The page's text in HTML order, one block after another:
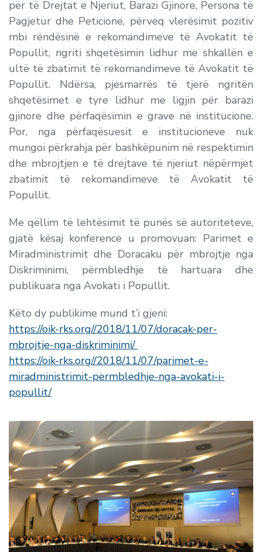
për të Drejtat e Njeriut, Barazi Gjinore, Persona të
Pagjetur dhe Peticione, përveq vlerësimit pozitiv
mbi rëndësinë e rekomandimeve të Avokatit të
Popullit, ngriti shqetësimin lidhur me shkallën e
ultë të zbatimit të rekomandimeve të Avokatit të
Popullit. Ndërsa, pjesmarrës të tjerë ngritën
shqetësimet e tyre lidhur me ligjin për barazi
gjinore dhe përfaqësimin e grave në institucione.
Por, nga përfaqësuesit e institucioneve nuk
mungoi përkrahja për bashkëpunim në respektimin
dhe mbrojtjen e të drejtave të njeriut nëpërmjet
zbatimit të rekomandimeve të Avokatit të
Popullit.
Me qëllim të lehtësimit të punës së autoriteteve,
gjatë kësaj konference u promovuan: Parimet e
Miradministrimit dhe Doracaku për mbrojtje nga
Diskriminimi, përmbledhje të hartuara dhe
publikuara nga Avokati i Popullit.
Këto dy publikime mund t’i gjeni:
https://oik-rks.org//2018/11/07/doracak-per-
mbrojtje-nga-diskriminimi/
https://oik-rks.org//2018/11/07/parimet-e-
miradministrimit-permbledhje-nga-avokati-i-
popullit/